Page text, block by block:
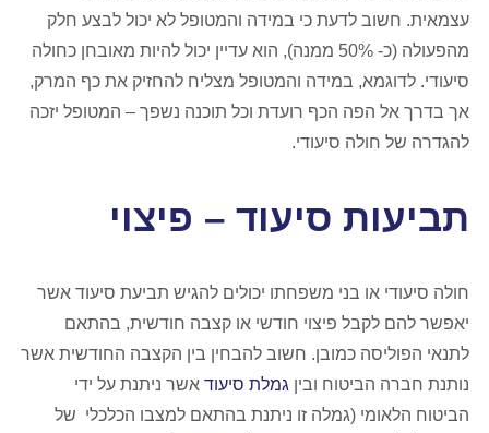
עצמאית. חשוב לדעת כי במידה והמטופל לא יכול לבצע חלק
מהפעולה (כ- 50% ממנה), הוא עדיין יכול להיות מאובחן כחולה
סיעודי. לדוגמא, במידה והמטופל מצליח להחזיק את כף המרק,
אך בדרך אל הפה הכף רועדת וכל תוכנה נשפך – המטופל יזכה
להגדרה של חולה סיעודי.
תביעות סיעוד – פיצוי
חולה סיעודי או בני משפחתו יכולים להגיש תביעת סיעוד אשר
יאפשר להם לקבל פיצוי חודשי או קצבה חודשית, בהתאם
לתנאי הפוליסה כמובן. חשוב להבחין בין הקצבה החודשית אשר
נותנת חברה הביטוח ובין גמלת סיעוד אשר ניתנת על ידי
הביטוח הלאומי (גמלה זו ניתנת בהתאם למצבו הכלכלי של